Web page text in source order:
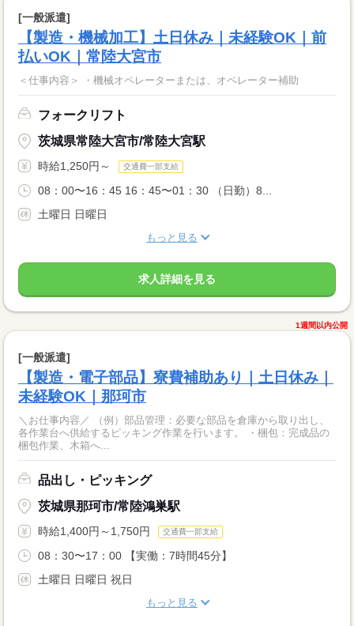
[一般派遣]
【製造・機械加工】土日休み｜未経験OK｜前
払いOK｜常陸大宮市
＜仕事内容＞ ・機械オペレーターまたは、オペレーター補助
フォークリフト
茨城県常陸大宮市/常陸大宮駅
時給1,250円～ 交通費一部支給
08：00〜16：45 16：45〜01：30 （日勤）8...
土曜日 日曜日
もっと見る
求人詳細を見る
1週間以内公開
[一般派遣]
【製造・電子部品】寮費補助あり｜土日休み｜
未経験OK｜那珂市
＼お仕事内容／ （例）部品管理：必要な部品を倉庫から取り出し、
各作業台へ供給するピッキング作業を行います。 ・梱包：完成品の
梱包作業、木箱へ...
品出し・ピッキング
茨城県那珂市/常陸鴻巣駅
時給1,400円～1,750円 交通費一部支給
08：30〜17：00 【実働：7時間45分】
土曜日 日曜日 祝日
もっと見る